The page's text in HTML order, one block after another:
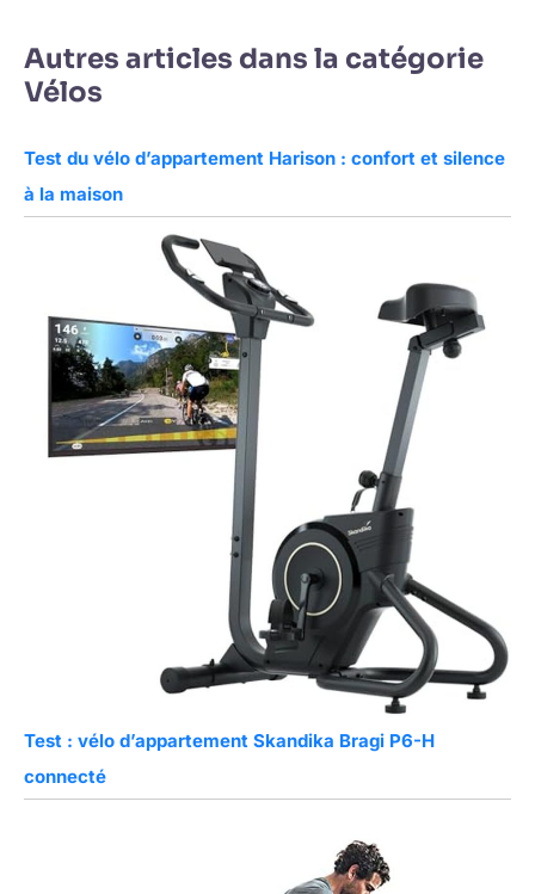
Autres articles dans la catégorie
Vélos
Test du vélo d’appartement Harison : confort et silence
à la maison
Test : vélo d’appartement Skandika Bragi P6-H
connecté